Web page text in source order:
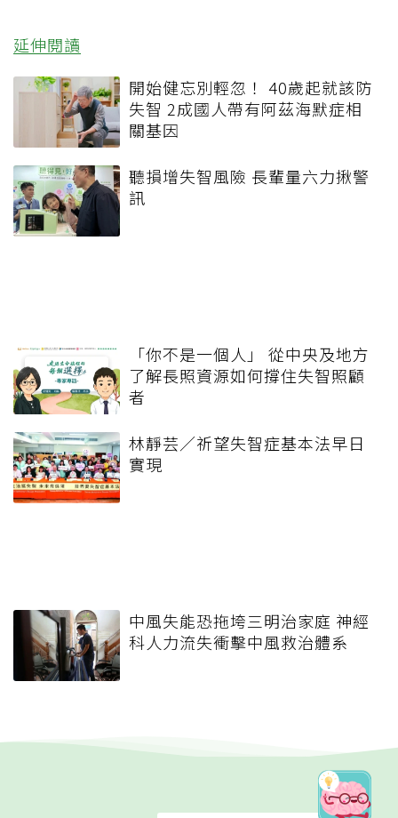
延伸閱讀
開始健忘別輕忽！ 40歲起就該防
失智 2成國人帶有阿茲海默症相
關基因
聽損增失智風險 長輩量六力揪警
訊
「你不是一個人」 從中央及地方
了解長照資源如何撐住失智照顧
者
林靜芸／祈望失智症基本法早日
實現
中風失能恐拖垮三明治家庭 神經
科人力流失衝擊中風救治體系